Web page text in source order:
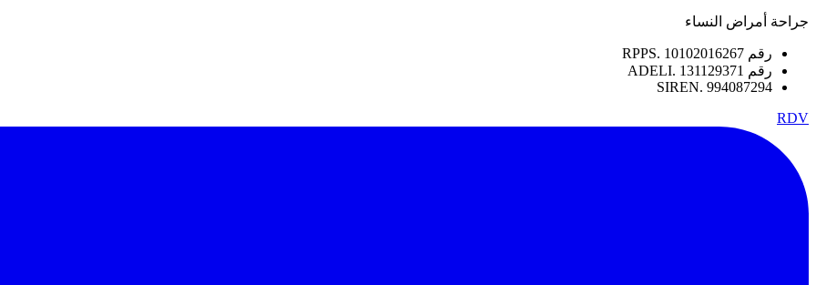
جراحة أمراض النساء
رقم RPPS. 10102016267
رقم ADELI. 131129371
SIREN. 994087294
RDV